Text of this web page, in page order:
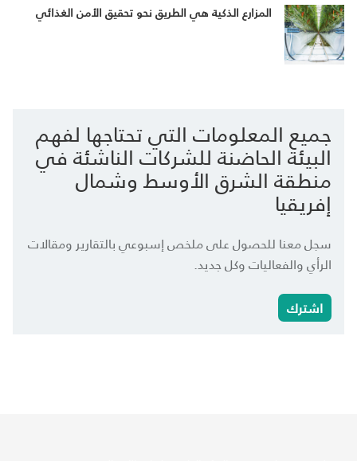
المزارع الذكية هي الطريق نحو تحقيق الأمن الغذائي
جميع المعلومات التي تحتاجها لفهم
البيئة الحاضنة للشركات الناشئة في
منطقة الشرق الأوسط وشمال
إفريقيا
سجل معنا للحصول على ملخص إسبوعي بالتقارير ومقالات
الرأي والفعاليات وكل جديد.
اشترك